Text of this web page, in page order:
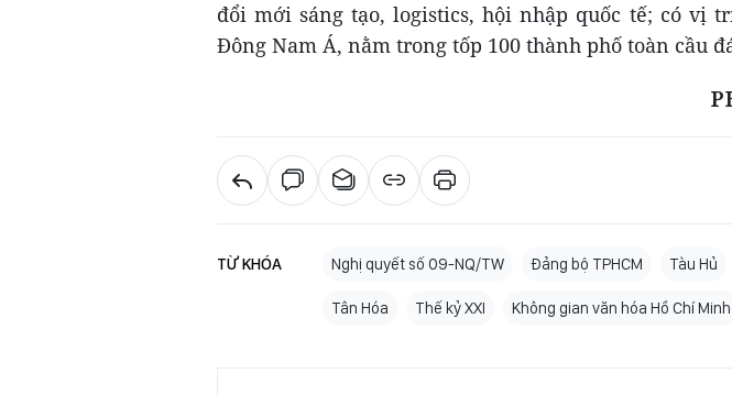
đổi mới sáng tạo, logistics, hội nhập quốc tế; có vị
Đông Nam Á, nằm trong tốp 100 thành phố toàn cầu
TỪ KHÓA Nghị quyết số 09-NQ/TW Đảng bộ TPHCM Tàu Hủ
Tân Hóa Thế kỷ XXI Không gian văn hóa Hồ Chí Minh